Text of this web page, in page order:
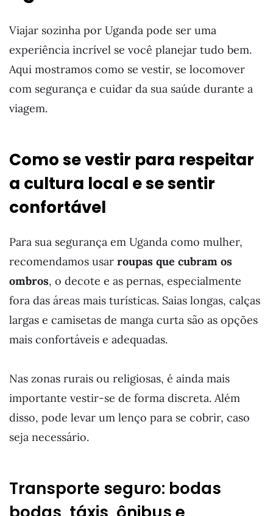
Viajar sozinha por Uganda pode ser uma
experiência incrível se você planejar tudo bem.
Aqui mostramos como se vestir, se locomover
com segurança e cuidar da sua saúde durante a
viagem.
Como se vestir para respeitar
a cultura local e se sentir
confortável
Para sua segurança em Uganda como mulher,
recomendamos usar roupas que cubram os
ombros, o decote e as pernas, especialmente
fora das áreas mais turísticas. Saias longas, calças
largas e camisetas de manga curta são as opções
mais confortáveis e adequadas.
Nas zonas rurais ou religiosas, é ainda mais
importante vestir-se de forma discreta. Além
disso, pode levar um lenço para se cobrir, caso
seja necessário.
Transporte seguro: bodas